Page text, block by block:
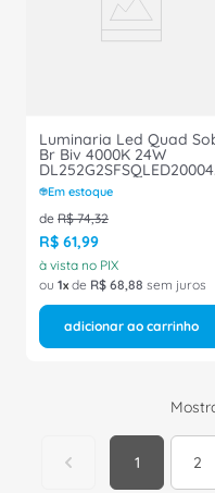
Luminaria Led Quad
Br Biv 4000K 24W
- Philips
Em estoque
de R$ 74,32
R$ 61,99
à vista no PIX
ou 1 de R$ 68,88 sem juros
adicionar ao carrinho
1 2